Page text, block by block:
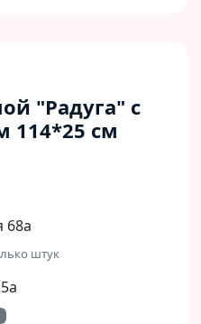
"Радуга" с
114*25 см
68а
штук